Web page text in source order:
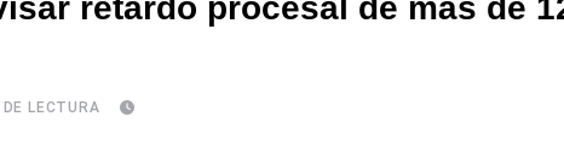
retardo procesal de más de
LECTURA